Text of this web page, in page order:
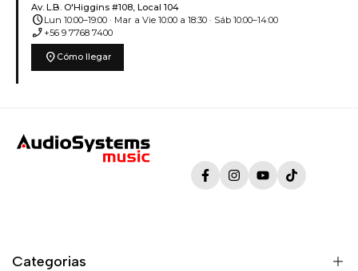
Av. L.B. O'Higgins #108, Local 104
scheduleLun 10:00–19:00 · Mar a Vie 10:00 a 18:30 · Sáb 10:00–14:00
phone_enabled +56 9 7768 7400
location_on Cómo llegar
FacebookInstagramYouTubeTikTok
Categorias